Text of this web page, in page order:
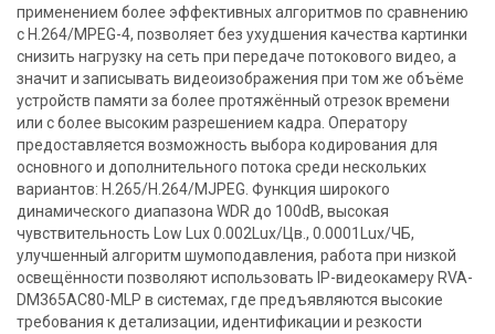
применением более эффективных алгоритмов по сравнению
с H.264/MPEG-4, позволяет без ухудшения качества картинки
снизить нагрузку на сеть при передаче потокового видео, а
значит и записывать видеоизображения при том же объёме
устройств памяти за более протяжённый отрезок времени
или с более высоким разрешением кадра. Оператору
предоставляется возможность выбора кодирования для
основного и дополнительного потока среди нескольких
вариантов: H.265/H.264/MJPEG. Функция широкого
динамического диапазона WDR до 100dB, высокая
чувствительность Low Lux 0.002Lux/Цв., 0.0001Lux/ЧБ,
улучшенный алгоритм шумоподавления, работа при низкой
освещённости позволяют использовать IP-видеокамеру RVA-
DM365AC80-MLP в системах, где предъявляются высокие
требования к детализации, идентификации и резкости